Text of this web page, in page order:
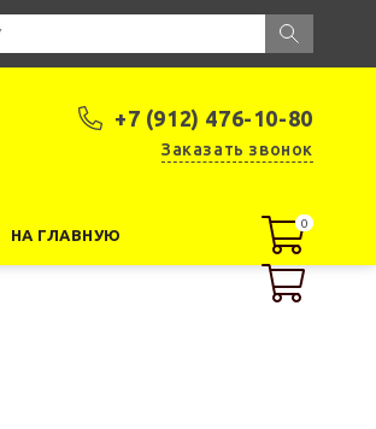
+7 (912) 476-10-80
Заказать звонок
НА ГЛАВНУЮ
0
0